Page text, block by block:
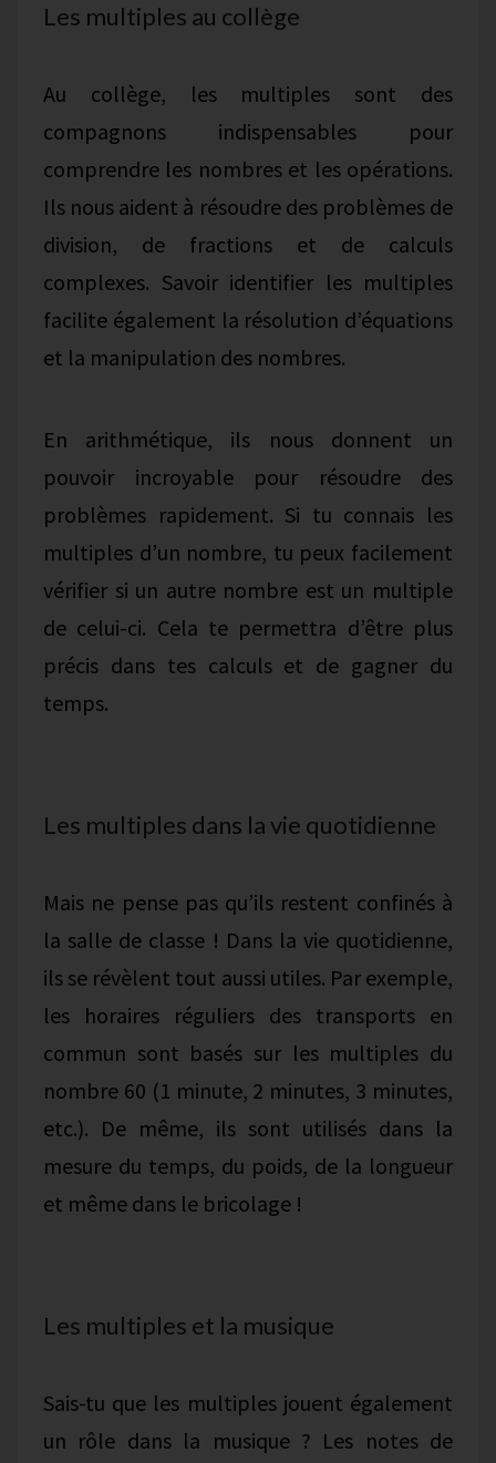
Les multiples au collège
Au collège, les multiples sont des
compagnons indispensables pour
comprendre les nombres et les opérations.
Ils nous aident à résoudre des problèmes de
division, de fractions et de calculs
complexes. Savoir identifier les multiples
facilite également la résolution d’équations
et la manipulation des nombres.
En arithmétique, ils nous donnent un
pouvoir incroyable pour résoudre des
problèmes rapidement. Si tu connais les
multiples d’un nombre, tu peux facilement
vérifier si un autre nombre est un multiple
de celui-ci. Cela te permettra d’être plus
précis dans tes calculs et de gagner du
temps.
Les multiples dans la vie quotidienne
Mais ne pense pas qu’ils restent confinés à
la salle de classe ! Dans la vie quotidienne,
ils se révèlent tout aussi utiles. Par exemple,
les horaires réguliers des transports en
commun sont basés sur les multiples du
nombre 60 (1 minute, 2 minutes, 3 minutes,
etc.). De même, ils sont utilisés dans la
mesure du temps, du poids, de la longueur
et même dans le bricolage !
Les multiples et la musique
Sais-tu que les multiples jouent également
un rôle dans la musique ? Les notes de